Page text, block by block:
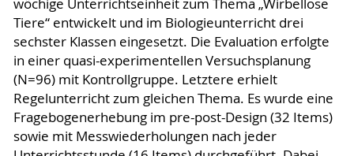
wöchige Unterrichtseinheit zum Thema „Wirbellose
Tiere“ entwickelt und im Biologieunterricht drei
sechster Klassen eingesetzt. Die Evaluation erfolgte
in einer quasi-experimentellen Versuchsplanung
(N=96) mit Kontrollgruppe. Letztere erhielt
Regelunterricht zum gleichen Thema. Es wurde eine
Fragebogenerhebung im pre-post-Design (32 Items)
sowie mit Messwiederholungen nach jeder